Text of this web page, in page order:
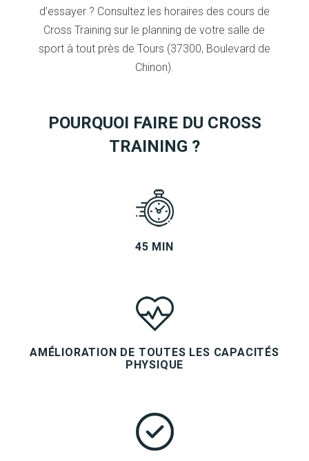
d’essayer ? Consultez les horaires des cours de
Cross Training sur le planning de votre salle de
sport à tout près de Tours (37300, Boulevard de
Chinon).
POURQUOI FAIRE DU CROSS
TRAINING ?
45 MIN
AMÉLIORATION DE TOUTES LES CAPACITÉS
PHYSIQUE